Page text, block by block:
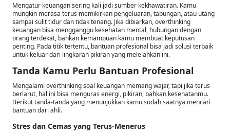
Mengatur keuangan sering kali jadi sumber kekhawatiran. Kamu
mungkin merasa terus memikirkan pengeluaran, tabungan, atau utang
sampai sulit tidur dan tidak tenang. Jika dibiarkan, overthinking
keuangan bisa mengganggu kesehatan mental, hubungan dengan
orang terdekat, bahkan kemampuan kamu membuat keputusan
penting. Pada titik tertentu, bantuan profesional bisa jadi solusi terbaik
untuk keluar dari lingkaran pikiran yang melelahkan ini.
Tanda Kamu Perlu Bantuan Profesional
Mengalami overthinking soal keuangan memang wajar, tapi jika terus
berlarut, hal ini bisa menguras energi, pikiran, bahkan kesehatanmu.
Berikut tanda-tanda yang menunjukkan kamu sudah saatnya mencari
bantuan dari ahli.
Stres dan Cemas yang Terus-Menerus